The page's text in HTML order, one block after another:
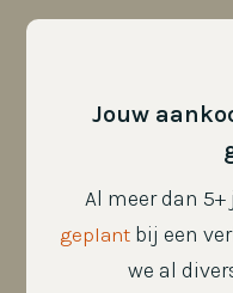
Jouw
Al meer dan
geplant bij een
we al